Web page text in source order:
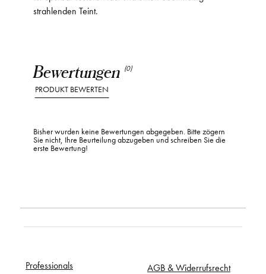
Bewertungen (0)
PRODUKT BEWERTEN
Bisher wurden keine Bewertungen abgegeben. Bitte zögern
Sie nicht, Ihre Beurteilung abzugeben und schreiben Sie die
erste Bewertung!
strahlenden Teint.
Professionals
AGB & Widerrufsrecht